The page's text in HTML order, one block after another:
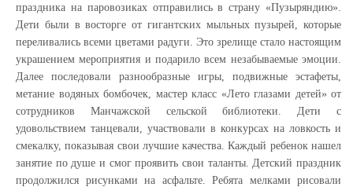
праздника на паровозиках отправились в страну «Пузыряндию».
Дети были в восторге от гигантских мыльных пузырей, которые
переливались всеми цветами радуги. Это зрелище стало настоящим
украшением мероприятия и подарило всем незабываемые эмоции.
Далее последовали разнообразные игры, подвижные эстафеты,
метание водяных бомбочек, мастер класс «Лето глазами детей» от
сотрудников Манчажской сельской библиотеки. Дети с
удовольствием танцевали, участвовали в конкурсах на ловкость и
смекалку, показывая свои лучшие качества. Каждый ребенок нашел
занятие по душе и смог проявить свои таланты. Детский праздник
продолжился рисунками на асфальте. Ребята мелками рисовали